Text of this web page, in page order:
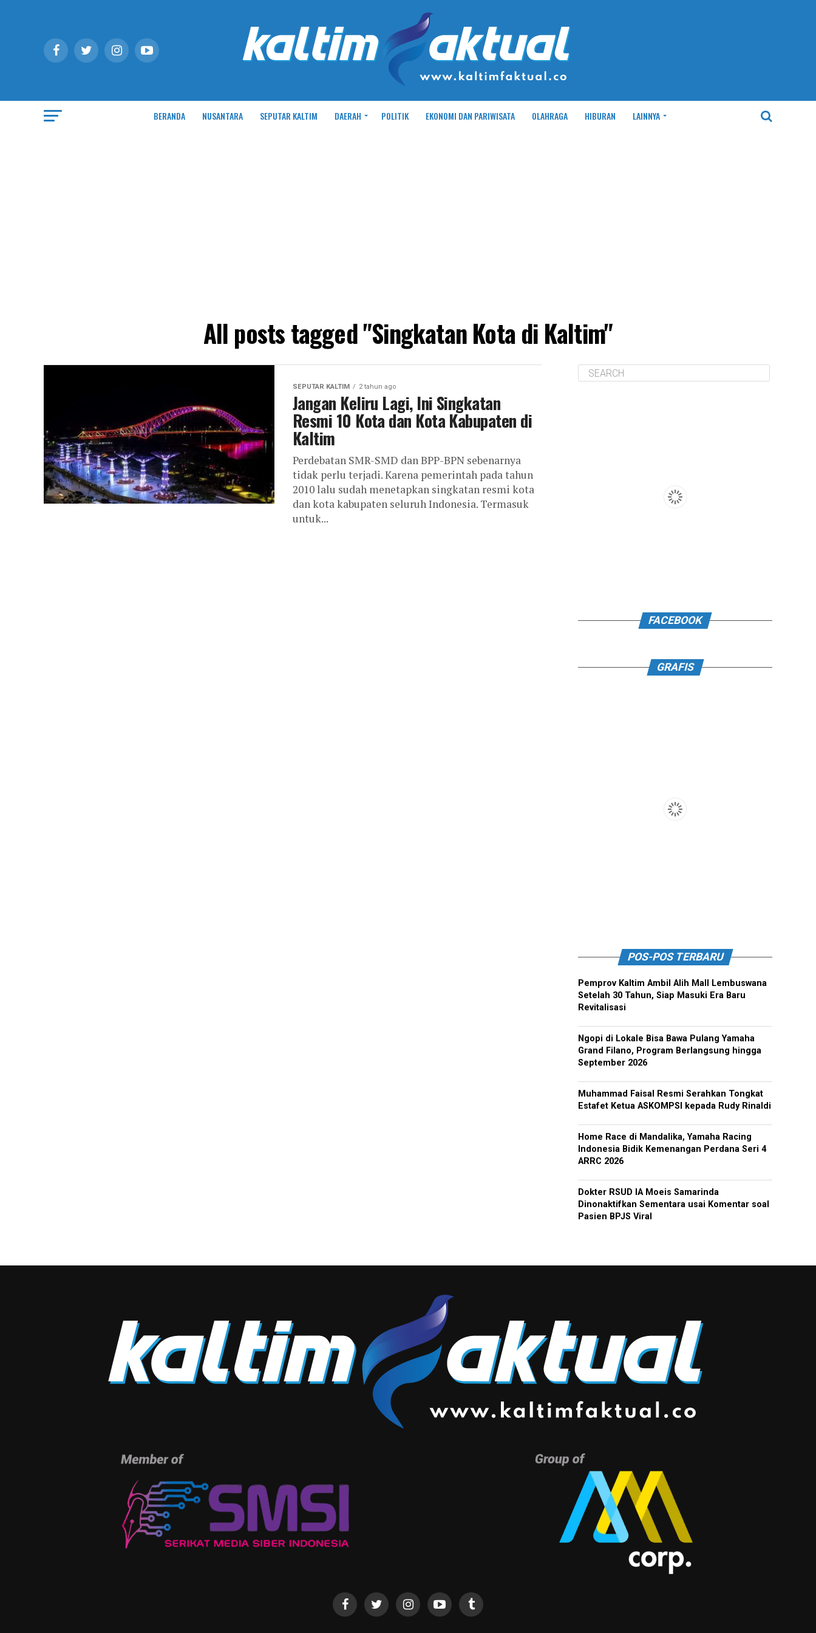
BERANDA NUSANTARA SEPUTAR KALTIM DAERAH POLITIK EKONOMI DAN PARIWISATA OLAHRAGA HIBURAN LAINNYA
All posts tagged "Singkatan Kota di Kaltim"
SEPUTAR KALTIM 2 tahun ago
Jangan Keliru Lagi, Ini Singkatan
Resmi 10 Kota dan Kota Kabupaten di
Kaltim
Perdebatan SMR-SMD dan BPP-BPN sebenarnya
tidak perlu terjadi. Karena pemerintah pada tahun
2010 lalu sudah menetapkan singkatan resmi kota
dan kota kabupaten seluruh Indonesia. Termasuk
untuk...
FACEBOOK
GRAFIS
POS-POS TERBARU
Pemprov Kaltim Ambil Alih Mall Lembuswana
Setelah 30 Tahun, Siap Masuki Era Baru
Revitalisasi
Ngopi di Lokale Bisa Bawa Pulang Yamaha
Grand Filano, Program Berlangsung hingga
September 2026
Muhammad Faisal Resmi Serahkan Tongkat
Estafet Ketua ASKOMPSI kepada Rudy Rinaldi
Home Race di Mandalika, Yamaha Racing
Indonesia Bidik Kemenangan Perdana Seri 4
ARRC 2026
Dokter RSUD IA Moeis Samarinda
Dinonaktifkan Sementara usai Komentar soal
Pasien BPJS Viral